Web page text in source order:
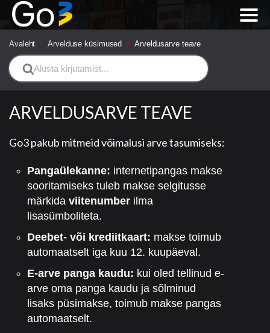
Avaleht Arvelduse küsimused Arveldusarve teave
Search
For
ARVELDUSARVE TEAVE
Go3 pakub mitmeid võimalusi arve tasumiseks:
Pangaülekanne: internetipangas makse
sooritamiseks tuleb makse selgitusse
märkida viitenumber ilma
lisasümboliteta.
Deebet- või krediitkaart: makse toimub
automaatselt iga kuu 12. kuupäeval.
E-arve panga kaudu: kui oled tellinud e-
arve oma panga kaudu ja sõlminud
lisaks püsimakse, toimub makse pangas
automaatselt.